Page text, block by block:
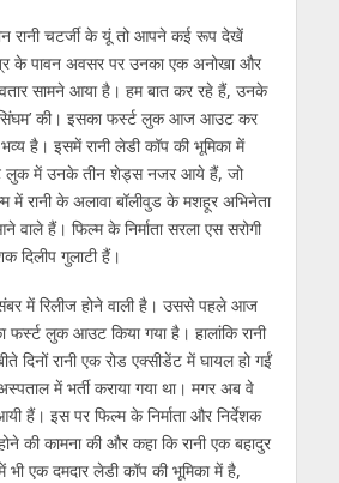
a
m
n
g
er
dI
n
रानी चटर्जी के यूं तो आपने कई रूप देखें
के पावन अवसर पर उनका एक अनोखा और
सामने आया है। हम बात कर रहे हैं, उनके
की। इसका फर्स्‍ट लुक आज आउट कर
है। इसमें रानी लेडी कॉप की भूमिका में
लुक में उनके तीन शेड्स नजर आये हैं, जो
रानी के अलावा बॉलीवुड के मशहूर अभिनेता
हैं। फिल्‍म के निर्माता सरला एस सरोगी
दिलीप गुलाटी हैं।
में रिलीज होने वाली है। उससे पहले आज
फर्स्‍ट लुक आउट किया गया है। हालांकि रानी
दिनों रानी एक रोड एक्‍सीडेंट में घायल हो गईं
में भर्ती कराया गया था। मगर अब वे
हैं। इस पर फिल्‍म के निर्माता और निर्देशक
की कामना की और कहा कि रानी एक बहादुर
एक दमदार लेडी कॉप की भूमिका में है,